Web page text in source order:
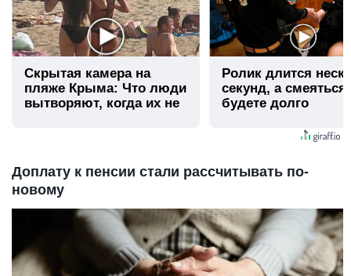
Скрытая камера на
пляже Крыма: Что люди
вытворяют, когда их не
Ролик длится
секунд, а
будете долго
Доплату к пенсии стали рассчитывать по-
новому